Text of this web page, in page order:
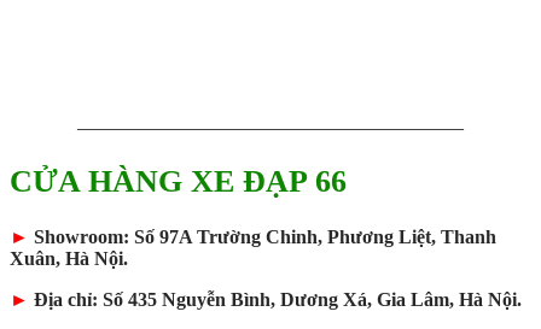
————————————————————
CỬA HÀNG XE ĐẠP 66
► Showroom: Số 97A Trường Chinh, Phương Liệt, Thanh
Xuân, Hà Nội.
► Địa chỉ: Số 435 Nguyễn Bình, Dương Xá, Gia Lâm, Hà Nội.